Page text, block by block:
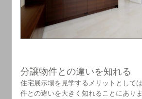
分譲物件との違いを知れる
住宅展示場を見学するメリットとして
件との違いを大きく知れることにあり